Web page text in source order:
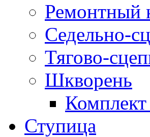
Ремонтный
Седельно-
Тягово-
Шкворень
Ступица